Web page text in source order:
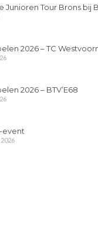
Junioren Tour Brons bij
2026 – TC
2026 – BTV’E68
event